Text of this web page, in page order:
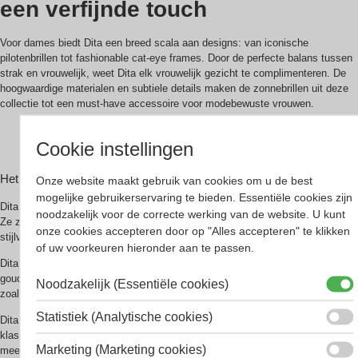
een verfijnde touch
Voor dames biedt Dita een breed scala aan designs: van iconische
pilotenbrillen tot fashionable cat-eye frames. Door de perfecte balans tussen
strak en vrouwelijk, weet Dita elk vrouwelijk gezicht te complimenteren. De
hoogwaardige materialen en subtiele details maken de zonnebrillen uit deze
collectie tot een must-have accessoire voor modebewuste vrouwen.
Dita zonnebrillen dames collectie 2025 bestel je bij Smit
Het design vanDITA zonnebrillen
Dita zonnebrillen zijn ontworpen om een ​​luxe en tijdloze uitstraling te geven.
Ze zijn perfect voor mensen die op zoek zijn naar een zonnebril die zowel
stijlvol als functioneel is.
Dita zonnebrillen zijn gemaakt van hoogwaardige materialen, zoals titanium,
goud en roestvrij staal. De monturen zijn vaak voorzien van subtiele details,
zoals gegraveerde logo’s of sierlijk metaalwerk.
Dita zonnebrillen zijn verkrijgbaar in een breed scala aan modellen, van
klassieke pilotenbrillen tot moderne cat-eye zonnebrillen. Enkele van de
meest populaire modellen zijn:
Cookie instellingen
Onze website maakt gebruik van cookies om u de best
mogelijke gebruikerservaring te bieden. Essentiële cookies zijn
noodzakelijk voor de correcte werking van de website. U kunt
onze cookies accepteren door op "Alles accepteren" te klikken
of uw voorkeuren hieronder aan te passen.
Noodzakelijk (Essentiële cookies)
Statistiek (Analytische cookies)
Marketing (Marketing cookies)